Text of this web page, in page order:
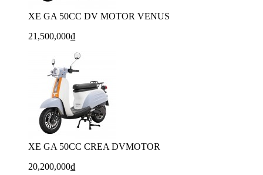
XE GA 50CC DV MOTOR VENUS
21,500,000₫
XE GA 50CC CREA DVMOTOR
20,200,000₫